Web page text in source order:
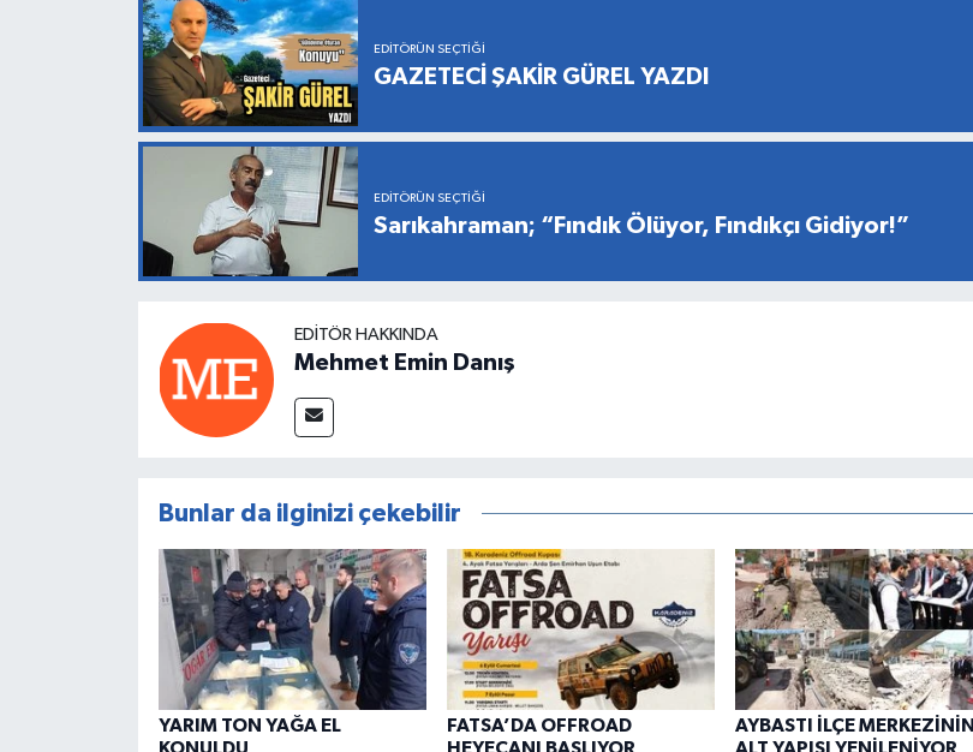
EDITÖRÜN SEÇTIĞI
GAZETECİ ŞAKİR GÜREL YAZDI
EDITÖRÜN SEÇTIĞI
Sarıkahraman; “Fındık Ölüyor, Fındıkçı Gidiyor!”
EDITÖR HAKKINDA
Mehmet Emin Danış
Bunlar da ilginizi çekebilir
YARIM TON YAĞA EL
FATSA’DA OFFROAD
AYBASTI İLÇE MERKEZİNİN